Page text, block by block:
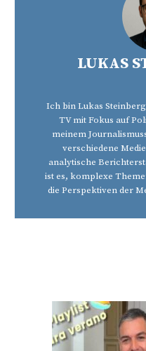
LUKAS
Ich bin Lukas
TV mit Fokus auf
meinem
verschiedene
analytische
ist es, komplexe
die Perspektiven der